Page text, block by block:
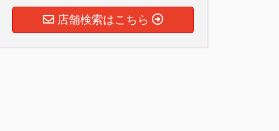
店舗検索はこちら